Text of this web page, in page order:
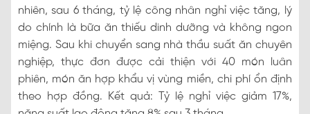
nhiên, sau 6 tháng, tỷ lệ công nhân nghỉ việc tăng, lý
do chính là bữa ăn thiếu dinh dưỡng và không ngon
miệng. Sau khi chuyển sang nhà thầu suất ăn chuyên
nghiệp, thực đơn được cải thiện với 40 món luân
phiên, món ăn hợp khẩu vị vùng miền, chi phí ổn định
theo hợp đồng. Kết quả: Tỷ lệ nghỉ việc giảm 17%,